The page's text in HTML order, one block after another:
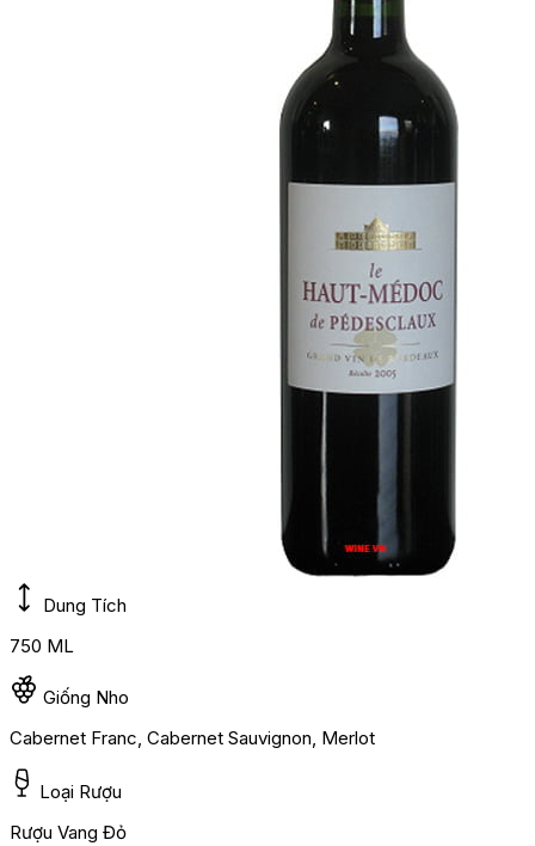
Dung Tích
750 ML
Giống Nho
Cabernet Franc, Cabernet Sauvignon, Merlot
Loại Rượu
Rượu Vang Đỏ